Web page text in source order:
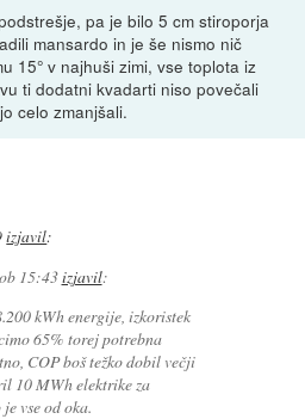
pa je bilo 5 cm stiroporja
mansardo in je še nismo nič
15° v najhuši zimi, vse toplota iz
ti dodatni kvadarti niso povečali
celo zmanjšali.
izjavil:
15:43izjavil:
kWh energije, izkoristek
65% torej potrebna
COP boš težko dobil večji
10 MWh elektrike za
vse od oka.